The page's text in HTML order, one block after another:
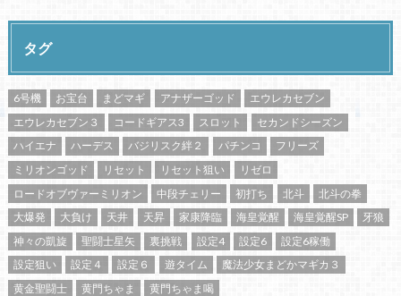
タグ
6号機 お宝台 まどマギ アナザーゴッド
エウレカセブン
エウレカセブン３
コードギアス3 スロット
セカンドシーズン
ハイエナ
ハーデス バジリスク絆２ パチンコ
フリーズ
ミリオンゴッド
リセット リセット狙い
リゼロ
ロードオブヴァーミリオン
中段チェリー 初打ち 北斗
北斗の拳
大爆発
大負け 天井 天昇 家康降臨 海皇覚醒 海皇覚醒SP
牙狼
神々の凱旋
聖闘士星矢 裏挑戦 設定4 設定6
設定6稼働
設定狙い
設定４ 設定６ 遊タイム
魔法少女まどかマギカ３
黄金聖闘士
黄門ちゃま 黄門ちゃま喝